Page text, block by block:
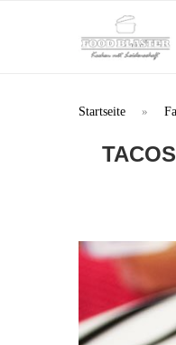
Startseite »